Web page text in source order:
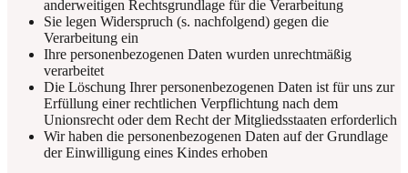
anderweitigen Rechtsgrundlage für die Verarbeitung
Sie legen Widerspruch (s. nachfolgend) gegen die
Verarbeitung ein
Ihre personenbezogenen Daten wurden unrechtmäßig
verarbeitet
Die Löschung Ihrer personenbezogenen Daten ist für uns zur
Erfüllung einer rechtlichen Verpflichtung nach dem
Unionsrecht oder dem Recht der Mitgliedsstaaten erforderlich
Wir haben die personenbezogenen Daten auf der Grundlage
der Einwilligung eines Kindes erhoben